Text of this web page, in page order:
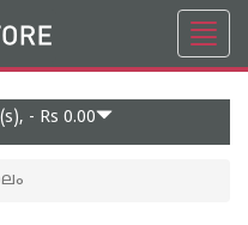
- Rs 0.00